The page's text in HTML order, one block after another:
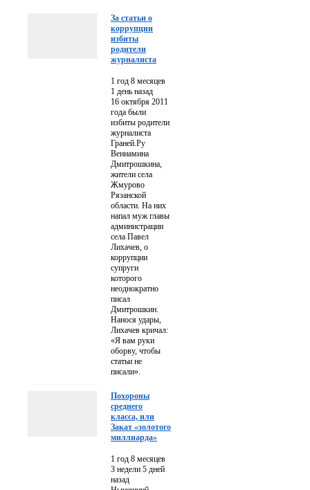
За статьи о
коррупции
избиты
родители
журналиста
1 год 8 месяцев
1 день назад
16 октября 2011
года были
избиты родители
журналиста
Граней.Ру
Вениамина
Дмитрошкина,
жители села
Жмурово
Рязанской
области. На них
напал муж главы
администрации
села Павел
Лихачев, о
коррупции
супруги
которого
неоднократно
писал
Дмитрошкин.
Нанося удары,
Лихачев кричал:
«Я вам руки
оборву, чтобы
статьи не
писали».
Похороны
среднего
класса, или
Закат «золотого
миллиарда»
1 год 8 месяцев
3 недели 5 дней
назад